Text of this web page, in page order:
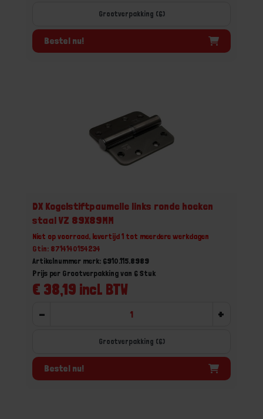
Grootverpakking (6)
Bestel nu!
DX Kogelstiftpaumelle links ronde hoeken
staal VZ 89X89MM
Niet op voorraad, levertijd 1 tot meerdere werkdagen
Gtin: 8714140154234
Artikelnummer merk: 6910.115.8989
€ 38,19 incl. BTW
Prijs per Grootverpakking van 6 Stuk
- +
Grootverpakking (6)
Bestel nu!